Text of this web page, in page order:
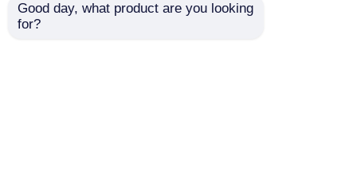
Good day, what product are you looking
for?